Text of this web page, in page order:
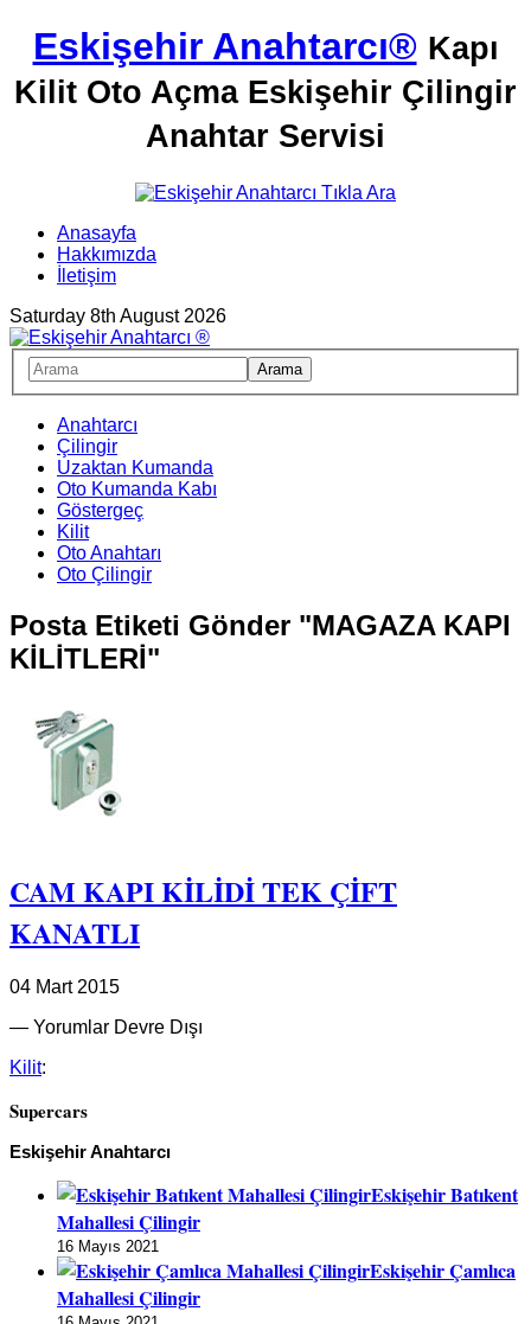
Eskişehir Anahtarcı® Kapı
Kilit Oto Açma Eskişehir Çilingir
Anahtar Servisi
Anasayfa
Hakkımızda
İletişim
Saturday 8th August 2026
Anahtarcı
Çilingir
Uzaktan Kumanda
Oto Kumanda Kabı
Göstergeç
Kilit
Oto Anahtarı
Oto Çilingir
Posta Etiketi Gönder "MAGAZA KAPI
KİLİTLERİ"
CAM KAPI KİLİDİ TEK ÇİFT
KANATLI
04 Mart 2015
— Yorumlar Devre Dışı
Kilit:
Supercars
Eskişehir Anahtarcı
Eskişehir Batıkent
Mahallesi Çilingir
16 Mayıs 2021
Eskişehir Çamlıca
Mahallesi Çilingir